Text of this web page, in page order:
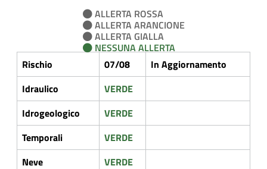
ALLERTA ROSSA
ALLERTA ARANCIONE
ALLERTA GIALLA
NESSUNA ALLERTA
Rischio
07/08
In Aggiornamento
Idraulico
VERDE
Idrogeologico
VERDE
Temporali
VERDE
Neve
VERDE